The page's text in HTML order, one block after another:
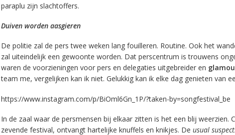
paraplu zijn slachtoffers.
Duiven worden aasgieren
De politie zal de pers twee weken lang fouilleren. Routine. Ook het
zal uiteindelijk een gewoonte worden. Dat perscentrum is trouwens
waren de voorzieningen voor pers en delegaties uitgebreider en
team me, vergelijken kan ik niet. Gelukkig kan ik elke dag genieten van
https://www.instagram.com/p/BiOml6Gn_1P/?taken-by=songfestival_be
In de zaal waar de persmensen bij elkaar zitten is het een blij weerzien.
zevende festival, ontvangt hartelijke knuffels en knikjes. De usual